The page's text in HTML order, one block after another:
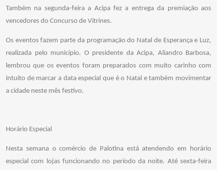
Também na segunda-feira a Acipa fez a entrega da premiação aos
vencedores do Concurso de Vitrines.
Os eventos fazem parte da programação do Natal de Esperança e Luz,
realizada pelo município. O presidente da Acipa, Aliandro Barbosa,
lembrou que os eventos foram preparados com muito carinho com
intuito de marcar a data especial que é o Natal e também movimentar
a cidade neste mês festivo.
Horário Especial
Nesta semana o comércio de Palotina está atendendo em horário
especial com lojas funcionando no período da noite. Até sexta-feira